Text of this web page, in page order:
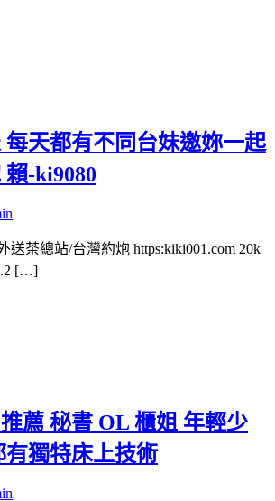
每天都有不同台妹邀妳一起
-ki9080
送茶總站/台灣約炮 https:kiki001.com 20k
[…]
薦 秘書 OL 櫃姐 年輕少
有獨特床上技術